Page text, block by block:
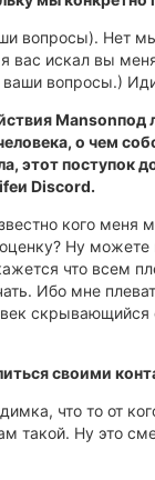
вопросы). Нет
вас искал вы
вопросы.)
о чем
этот поступок
Discord.
кого меня
Ну
что всем
Ибо мне
своими
что то от
такой. Ну это